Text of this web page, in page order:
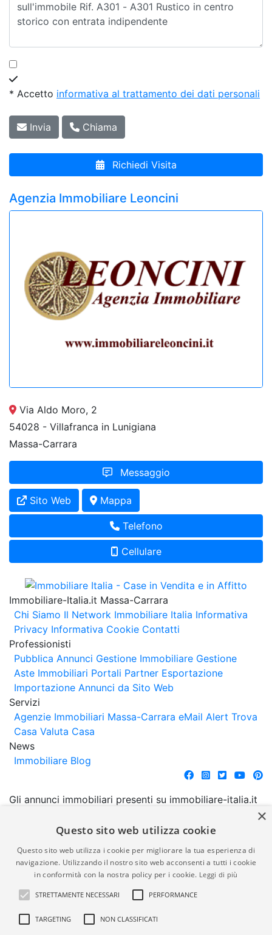
* Accetto informativa al trattamento dei dati personali
Invia Chiama
Richiedi Visita
Agenzia Immobiliare Leoncini
Via Aldo Moro, 2
54028 - Villafranca in Lunigiana
Massa-Carrara
Messaggio
Sito Web Mappa
Telefono
Cellulare
Immobiliare-Italia.it Massa-Carrara
Chi Siamo Il Network Immobiliare Italia Informativa
Privacy Informativa Cookie Contatti
Professionisti
Pubblica Annunci Gestione Immobiliare Gestione
Aste Immobiliari Portali Partner Esportazione
Importazione Annunci da Sito Web
Servizi
Agenzie Immobiliari Massa-Carrara eMail Alert Trova
Casa Valuta Casa
News
Immobiliare Blog
Gli annunci immobiliari presenti su immobiliare-italia.it
costruttori. La pubblicazione degli annunci non
immobiliare-italia.it nè implica alcuna forma di
garanzia da parte di quest'ultima. immobiliare-italia.it
quindi non è responsabile della veridicità, della
correttezza, della completezza, della normativa in
materia di privacy e/o di alcun altro aspetto dei
×
Questo sito web utilizza cookie
Questo sito web utilizza i cookie per migliorare la tua esperienza di
navigazione. Utilizzando il nostro sito web acconsenti a tutti i cookie
in conformità con la nostra policy per i cookie. Leggi di più
STRETTAMENTE NECESSARI PERFORMANCE
TARGETING NON CLASSIFICATI